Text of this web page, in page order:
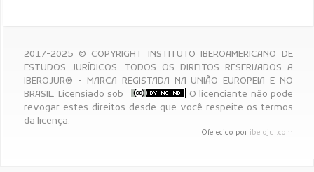
2017-2025 © COPYRIGHT INSTITUTO IBEROAMERICANO DE
ESTUDOS JURÍDICOS. TODOS OS DIREITOS RESERVADOS A
IBEROJUR® - MARCA REGISTADA NA UNIÃO EUROPEIA E NO
BRASIL. Licensiado sob
O licenciante não pode
revogar estes direitos desde que você respeite os termos
da licença.
Oferecido por iberojur.com